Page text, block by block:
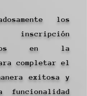
los
inscripción
en la
completar el
exitosa y